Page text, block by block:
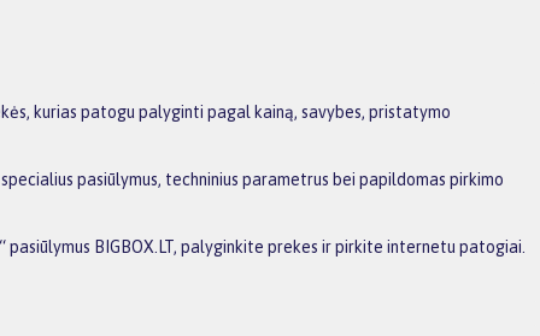
kurias patogu palyginti pagal kainą, savybes, pristatymo
pasiūlymus, techninius parametrus bei papildomas pirkimo
BIGBOX.LT, palyginkite prekes ir pirkite internetu patogiai.